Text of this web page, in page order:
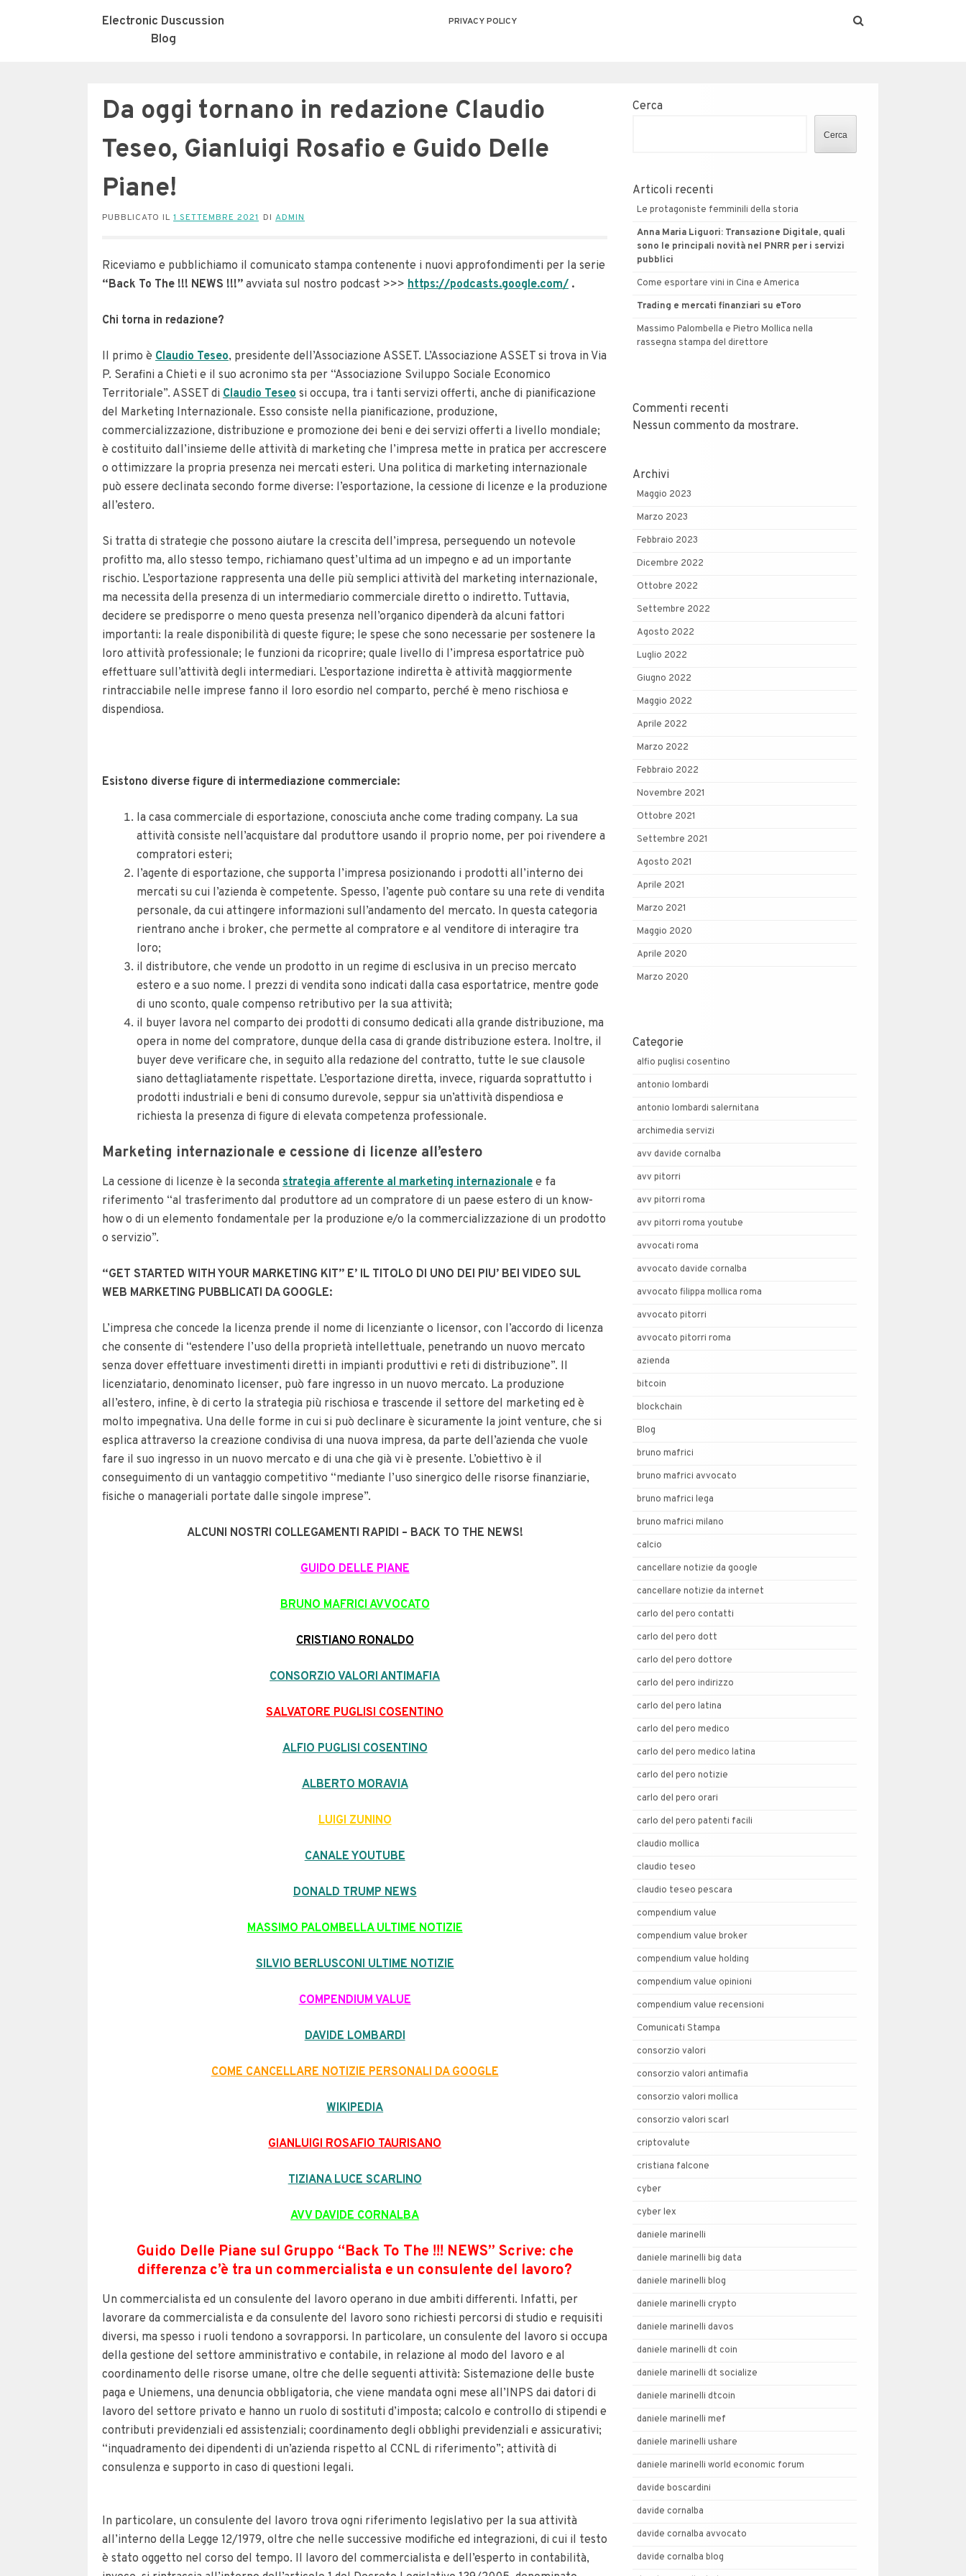
Electronic Duscussion
Blog
PRIVACY POLICY
Da oggi tornano in redazione Claudio
Teseo, Gianluigi Rosafio e Guido Delle
Piane!
PUBBLICATO IL 1 SETTEMBRE 2021 DI ADMIN
Riceviamo e pubblichiamo il comunicato stampa contenente i nuovi approfondimenti per la serie
“Back To The !!! NEWS !!!” avviata sul nostro podcast >>> https://podcasts.google.com/ .
Chi torna in redazione?
Il primo è Claudio Teseo, presidente dell’Associazione ASSET. L’Associazione ASSET si trova in Via
P. Serafini a Chieti e il suo acronimo sta per “Associazione Sviluppo Sociale Economico
Territoriale”. ASSET di Claudio Teseo si occupa, tra i tanti servizi offerti, anche di pianificazione
del Marketing Internazionale. Esso consiste nella pianificazione, produzione,
commercializzazione, distribuzione e promozione dei beni e dei servizi offerti a livello mondiale;
è costituito dall’insieme delle attività di marketing che l’impresa mette in pratica per accrescere
o ottimizzare la propria presenza nei mercati esteri. Una politica di marketing internazionale
può essere declinata secondo forme diverse: l’esportazione, la cessione di licenze e la produzione
all’estero.
Si tratta di strategie che possono aiutare la crescita dell’impresa, perseguendo un notevole
profitto ma, allo stesso tempo, richiamano quest’ultima ad un impegno e ad un importante
rischio. L’esportazione rappresenta una delle più semplici attività del marketing internazionale,
ma necessita della presenza di un intermediario commerciale diretto o indiretto. Tuttavia,
decidere se predisporre o meno questa presenza nell’organico dipenderà da alcuni fattori
importanti: la reale disponibilità di queste figure; le spese che sono necessarie per sostenere la
loro attività professionale; le funzioni da ricoprire; quale livello di l’impresa esportatrice può
effettuare sull’attività degli intermediari. L’esportazione indiretta è attività maggiormente
rintracciabile nelle imprese fanno il loro esordio nel comparto, perché è meno rischiosa e
dispendiosa.
Esistono diverse figure di intermediazione commerciale:
la casa commerciale di esportazione, conosciuta anche come trading company. La sua
attività consiste nell’acquistare dal produttore usando il proprio nome, per poi rivendere a
compratori esteri;
l’agente di esportazione, che supporta l’impresa posizionando i prodotti all’interno dei
mercati su cui l’azienda è competente. Spesso, l’agente può contare su una rete di vendita
personale, da cui attingere informazioni sull’andamento del mercato. In questa categoria
rientrano anche i broker, che permette al compratore e al venditore di interagire tra
loro;
il distributore, che vende un prodotto in un regime di esclusiva in un preciso mercato
estero e a suo nome. I prezzi di vendita sono indicati dalla casa esportatrice, mentre gode
di uno sconto, quale compenso retributivo per la sua attività;
il buyer lavora nel comparto dei prodotti di consumo dedicati alla grande distribuzione, ma
opera in nome del compratore, dunque della casa di grande distribuzione estera. Inoltre, il
buyer deve verificare che, in seguito alla redazione del contratto, tutte le sue clausole
siano dettagliatamente rispettate. L’esportazione diretta, invece, riguarda soprattutto i
prodotti industriali e beni di consumo durevole, seppur sia un’attività dispendiosa e
richiesta la presenza di figure di elevata competenza professionale.
Marketing internazionale e cessione di licenze all’estero
La cessione di licenze è la seconda strategia afferente al marketing internazionale e fa
riferimento “al trasferimento dal produttore ad un compratore di un paese estero di un know-
how o di un elemento fondamentale per la produzione e/o la commercializzazione di un prodotto
o servizio”.
“GET STARTED WITH YOUR MARKETING KIT” E’ IL TITOLO DI UNO DEI PIU’ BEI VIDEO SUL
WEB MARKETING PUBBLICATI DA GOOGLE:
L’impresa che concede la licenza prende il nome di licenziante o licensor, con l’accordo di licenza
che consente di “estendere l’uso della proprietà intellettuale, penetrando un nuovo mercato
senza dover effettuare investimenti diretti in impianti produttivi e reti di distribuzione”. Il
licenziatario, denominato licenser, può fare ingresso in un nuovo mercato. La produzione
all’estero, infine, è di certo la strategia più rischiosa e trascende il settore del marketing ed è
molto impegnativa. Una delle forme in cui si può declinare è sicuramente la joint venture, che si
esplica attraverso la creazione condivisa di una nuova impresa, da parte dell’azienda che vuole
fare il suo ingresso in un nuovo mercato e di una che già vi è presente. L’obiettivo è il
conseguimento di un vantaggio competitivo “mediante l’uso sinergico delle risorse finanziarie,
fisiche o manageriali portate dalle singole imprese”.
ALCUNI NOSTRI COLLEGAMENTI RAPIDI – BACK TO THE NEWS!
GUIDO DELLE PIANE
BRUNO MAFRICI AVVOCATO
CRISTIANO RONALDO
CONSORZIO VALORI ANTIMAFIA
SALVATORE PUGLISI COSENTINO
ALFIO PUGLISI COSENTINO
ALBERTO MORAVIA
LUIGI ZUNINO
CANALE YOUTUBE
DONALD TRUMP NEWS
MASSIMO PALOMBELLA ULTIME NOTIZIE
SILVIO BERLUSCONI ULTIME NOTIZIE
COMPENDIUM VALUE
DAVIDE LOMBARDI
COME CANCELLARE NOTIZIE PERSONALI DA GOOGLE
WIKIPEDIA
GIANLUIGI ROSAFIO TAURISANO
TIZIANA LUCE SCARLINO
AVV DAVIDE CORNALBA
Guido Delle Piane sul Gruppo “Back To The !!! NEWS” Scrive: che
differenza c’è tra un commercialista e un consulente del lavoro?
Un commercialista ed un consulente del lavoro operano in due ambiti differenti. Infatti, per
lavorare da commercialista e da consulente del lavoro sono richiesti percorsi di studio e requisiti
diversi, ma spesso i ruoli tendono a sovrapporsi. In particolare, un consulente del lavoro si occupa
della gestione del settore amministrativo e contabile, in relazione al modo del lavoro e al
coordinamento delle risorse umane, oltre che delle seguenti attività: Sistemazione delle buste
paga e Uniemens, una denuncia obbligatoria, che viene mandata ogni mese all’INPS dai datori di
lavoro del settore privato e hanno un ruolo di sostituti d’imposta; calcolo e controllo di stipendi e
contributi previdenziali ed assistenziali; coordinamento degli obblighi previdenziali e assicurativi;
“inquadramento dei dipendenti di un’azienda rispetto al CCNL di riferimento”; attività di
consulenza e supporto in caso di questioni legali.
In particolare, un consulente del lavoro trova ogni riferimento legislativo per la sua attività
all’interno della Legge 12/1979, oltre che nelle successive modifiche ed integrazioni, di cui il testo
è stato oggetto nel corso del tempo. Il lavoro del commercialista e dell’esperto in contabilità,
Cerca
Cerca
Articoli recenti
Le protagoniste femminili della storia
Anna Maria Liguori: Transazione Digitale, quali
sono le principali novità nel PNRR per i servizi
pubblici
Come esportare vini in Cina e America
Trading e mercati finanziari su eToro
Massimo Palombella e Pietro Mollica nella
rassegna stampa del direttore
Commenti recenti
Nessun commento da mostrare.
Archivi
Maggio 2023
Marzo 2023
Febbraio 2023
Dicembre 2022
Ottobre 2022
Settembre 2022
Agosto 2022
Luglio 2022
Giugno 2022
Maggio 2022
Aprile 2022
Marzo 2022
Febbraio 2022
Novembre 2021
Ottobre 2021
Settembre 2021
Agosto 2021
Aprile 2021
Marzo 2021
Maggio 2020
Aprile 2020
Marzo 2020
Categorie
alfio puglisi cosentino
antonio lombardi
antonio lombardi salernitana
archimedia servizi
avv davide cornalba
avv pitorri
avv pitorri roma
avv pitorri roma youtube
avvocati roma
avvocato davide cornalba
avvocato filippa mollica roma
avvocato pitorri
avvocato pitorri roma
azienda
bitcoin
blockchain
Blog
bruno mafrici
bruno mafrici avvocato
bruno mafrici lega
bruno mafrici milano
calcio
cancellare notizie da google
cancellare notizie da internet
carlo del pero contatti
carlo del pero dott
carlo del pero dottore
carlo del pero indirizzo
carlo del pero latina
carlo del pero medico
carlo del pero medico latina
carlo del pero notizie
carlo del pero orari
carlo del pero patenti facili
claudio mollica
claudio teseo
claudio teseo pescara
compendium value
compendium value broker
compendium value holding
compendium value opinioni
compendium value recensioni
Comunicati Stampa
consorzio valori
consorzio valori antimafia
consorzio valori mollica
consorzio valori scarl
criptovalute
cristiana falcone
cyber
cyber lex
daniele marinelli
daniele marinelli big data
daniele marinelli blog
daniele marinelli crypto
daniele marinelli davos
daniele marinelli dt coin
daniele marinelli dt socialize
daniele marinelli dtcoin
daniele marinelli mef
daniele marinelli ushare
daniele marinelli world economic forum
davide boscardini
davide cornalba
davide cornalba avvocato
davide cornalba blog